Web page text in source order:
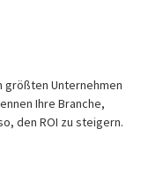
größten Unternehmen
Ihre Branche,
den ROI zu steigern.